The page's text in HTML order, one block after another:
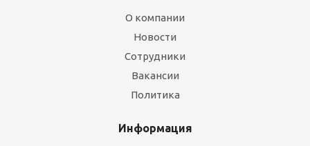
О компании
Новости
Сотрудники
Вакансии
Политика
Информация